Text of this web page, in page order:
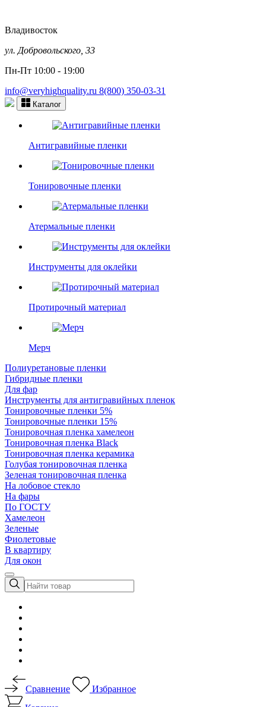
Владивосток
ул. Добровольского, 33
Пн-Пт 10:00 - 19:00
info@veryhighquality.ru 8(800) 350-03-31
Каталог
Антигравийные пленки
Тонировочные пленки
Атермальные пленки
Инструменты для оклейки
Протирочный материал
Мерч
Полиуретановые пленки
Гибридные пленки
Для фар
Инструменты для антигравийных пленок
Тонировочные пленки 5%
Тонировочные пленки 15%
Тонировочная пленка хамелеон
Тонировочная пленка Black
Тонировочная пленка керамика
Голубая тонировочная пленка
Зеленая тонировочная пленка
На лобовое стекло
На фары
По ГОСТУ
Хамелеон
Зеленые
Фиолетовые
В квартиру
Для окон
Сравнение
Избранное